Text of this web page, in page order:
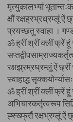
मृत्युकालभ्यां
क्षौं रक्षह्रभ्रध्रम्लूं ऐं
प्रयच्छतु स्वाहा ।
ॐ ह्रीं श्रीं क्लीं फ्रें हूं
रक्षझ्रम्रध्रम्लूं ऐं
स्वाहाद्ध
ॐ ह्रीं श्रीं क्लीं फ्रें हूं
अभिचारकर्तृत्वरूप
ह्स्ख्फ्रौं रक्षभ्रम्लूं ऐं